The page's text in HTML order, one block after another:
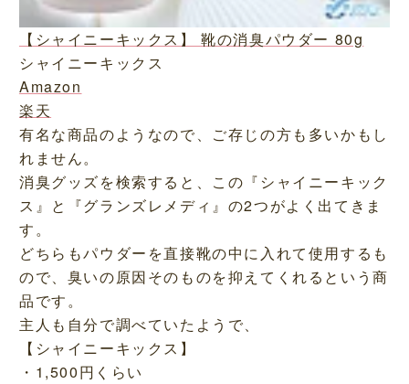
【シャイニーキックス】 靴の消臭パウダー 80g
シャイニーキックス
Amazon
楽天
有名な商品のようなので、ご存じの方も多いかもし
れません。
消臭グッズを検索すると、この『シャイニーキック
ス』と『グランズレメディ』の2つがよく出てきま
す。
どちらもパウダーを直接靴の中に入れて使用するも
ので、臭いの原因そのものを抑えてくれるという商
品です。
主人も自分で調べていたようで、
【シャイニーキックス】
・1,500円くらい